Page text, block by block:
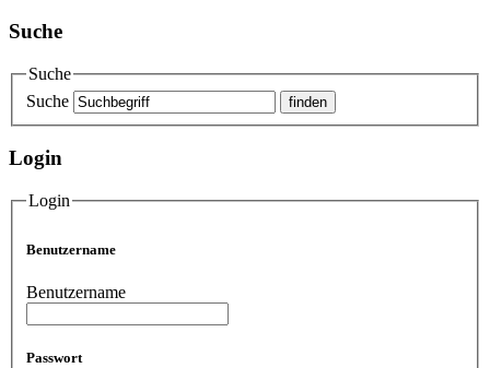
Suche
Suche
Suche
Login
Login
Benutzername
Benutzername
Passwort